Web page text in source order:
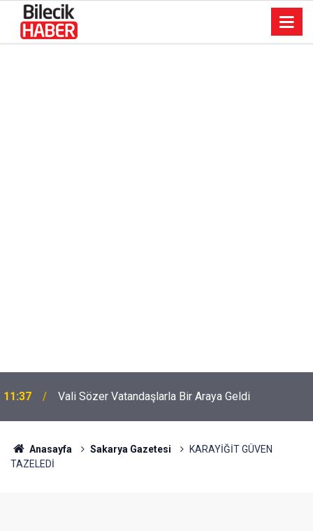
11:37 Vali Sözer Vatandaşlarla Bir Araya Geldi
Anasayfa Sakarya Gazetesi
KARAYİĞİT GÜVEN
TAZELEDİ